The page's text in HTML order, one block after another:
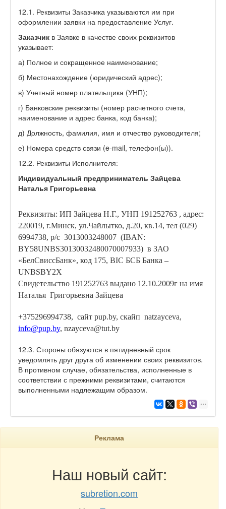
12.1. Реквизиты Заказчика указываются им при
оформлении заявки на предоставление Услуг.
Заказчик в Заявке в качестве своих реквизитов
указывает:
а) Полное и сокращенное наименование;
б) Местонахождение (юридический адрес);
в) Учетный номер плательщика (УНП);
г) Банковские реквизиты (номер расчетного счета,
наименование и адрес банка, код банка);
д) Должность, фамилия, имя и отчество руководителя;
е) Номера средств связи (e-mail, телефон(ы)).
12.2. Реквизиты Исполнителя:
Индивидуальный предприниматель Зайцева
Наталья Григорьевна
Реквизиты: ИП Зайцева Н.Г., УНП 191252763 , адрес:
220019, г.Минск, ул.Чайлытко, д.20, кв.14, тел (029)
6994738, р/с 3013003248007 (IBAN:
BY58UNBS30130032480070007933) в ЗАО
«БелСвиссБанк», код 175, BIC БСБ Банка –
UNBSBY2X
Свидетельство 191252763 выдано 12.10.2009г на имя
Наталья Григорьевна Зайцева
+375296994738, сайт pup.by, скайп natzayceva,
info@pup.by, nzayceva@tut.by
12.3. Стороны обязуются в пятидневный срок
уведомлять друг друга об изменении своих реквизитов.
В противном случае, обязательства, исполненные в
соответствии с прежними реквизитами, считаются
выполненными надлежащим образом.
Реклама
Наш новый сайт:
subretion.com